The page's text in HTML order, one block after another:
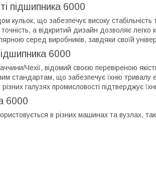
підшипника 6000
що забезпечує високу стабільність
а відкритий дизайн дозволяє
серед виробників, завдяки своїй
6000
Чехії, відомий своєю перевіреною
стандартам, що забезпечує їхню тривалу
галузях промисловості підтверджує
6000
в різних машинах та вузлах,